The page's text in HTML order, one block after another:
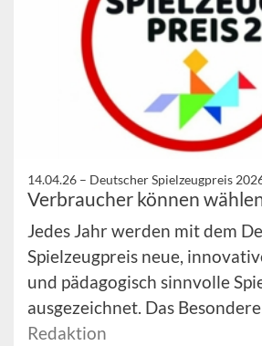
14.04.26 – Deutscher Spielzeugpreis
Verbraucher können
Jedes Jahr werden mit dem
Spielzeugpreis neue,
und pädagogisch sinnvolle
ausgezeichnet. Das
Redaktion